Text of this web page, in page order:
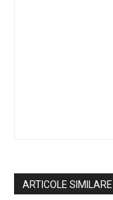
ARTICOLE SIMILARE